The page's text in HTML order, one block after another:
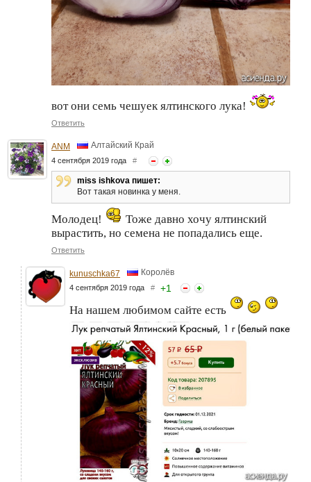
вот они семь чешуек ялтинского лука!
Ответить
ANM Алтайский Край
4 сентября 2019 года #
miss ishkova пишет:
Вот такая новинка у меня.
Молодец!
Тоже давно хочу ялтинский
вырастить, но семена не попадались еще.
Ответить
kunuschka67 Королёв
4 сентября 2019 года # +1
На нашем любимом сайте есть